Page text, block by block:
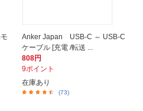
Anker Japan USB-C ⇔ USB-C
ケーブル [充電 /転送 ...
808円
9ポイント
在庫あり
(73)